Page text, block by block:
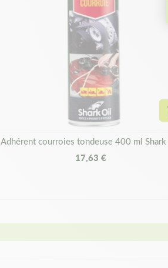
Adhérent courroies tondeuse 400 ml
17,63 €